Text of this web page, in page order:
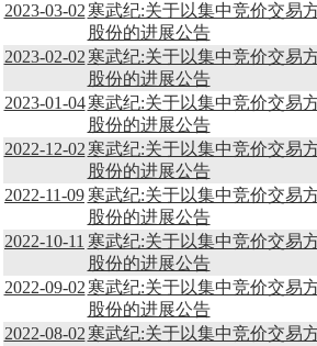
2023-03-02 寒武纪:关于以集中竞价交易
股份的进展公告
2023-02-02 寒武纪:关于以集中竞价交易
股份的进展公告
2023-01-04 寒武纪:关于以集中竞价交易
股份的进展公告
2022-12-02 寒武纪:关于以集中竞价交易
股份的进展公告
2022-11-09 寒武纪:关于以集中竞价交易
股份的进展公告
2022-10-11 寒武纪:关于以集中竞价交易
股份的进展公告
2022-09-02 寒武纪:关于以集中竞价交易
股份的进展公告
2022-08-02 寒武纪:关于以集中竞价交易